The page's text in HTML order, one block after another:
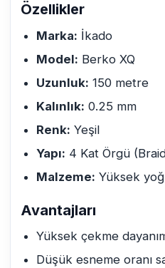
Özellikler
Marka: İkado
Model: Berko XQ
Uzunluk: 150 metre
Kalınlık: 0.25 mm
Renk: Yeşil
Yapı: 4 Kat Örgü
Malzeme: Yüksek
Avantajları
Yüksek çekme
Düşük esneme oranı